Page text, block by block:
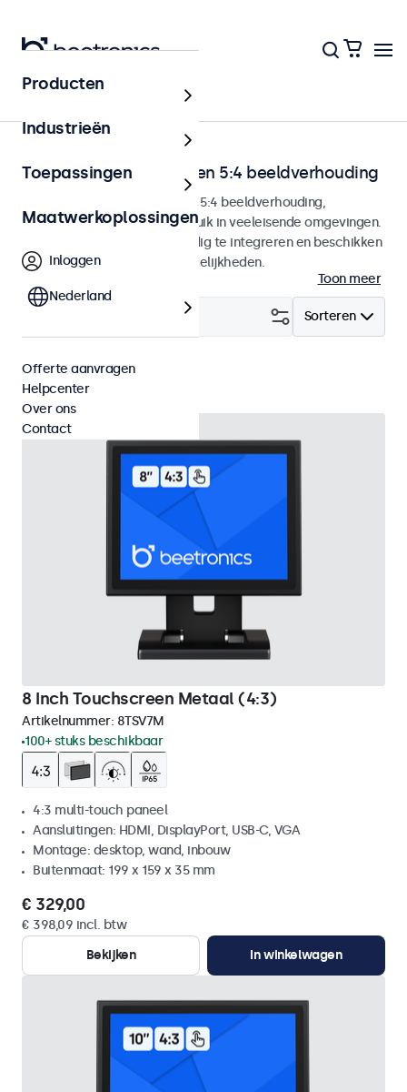
Home
Touchscreens met 4:3 en 5:4 beeldverhouding
Touchscreens met een 4:3 en 5:4 beeldverhouding,
ontworpen voor continu gebruik in veeleisende omgevingen.
De touchscreens zijn eenvoudig te integreren en beschikken
over tal van configuratie mogelijkheden.
Toon meer
Sorteren
4:3 / 5:4 Wis alle filters
8 Inch Touchscreen Metaal (4:3)
Artikelnummer: 8TSV7M
100+ stuks beschikbaar
4:3 multi-touch paneel
Aansluitingen: HDMI, DisplayPort, USB-C, VGA
Montage: desktop, wand, inbouw
Buitenmaat: 199 x 159 x 35 mm
€ 329,00
€ 398,09 incl. btw
Bekijken
In winkelwagen
Producten
Industrieën
Toepassingen
Maatwerkoplossingen
Inloggen
Nederland
Offerte aanvragen
Helpcenter
Over ons
Contact